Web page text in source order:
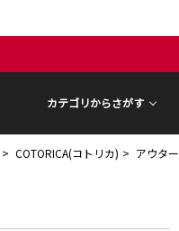
カテゴリからさがす
COTORICA(コトリカ) アウター